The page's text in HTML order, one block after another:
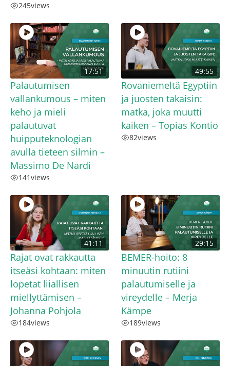
245views
17:51
Palautumisen
vallankumous – miten
keho ja mieli
palautuvat
huipputeknologian
avulla tieteen silmin –
Massimo De Nardi
141views
49:55
Rovaniemeltä Egyptiin
ja juosten takaisin:
matka, joka muutti
kaiken – Topias Kontio
82views
41:11
Rajat ovat rakkautta
itseäsi kohtaan: miten
lopetat liiallisen
miellyttämisen –
Johanna Pohjola
184views
29:15
BEMER-hoito: 8
minuutin rutiini
palautumiselle ja
vireydelle – Merja
Kämpe
189views